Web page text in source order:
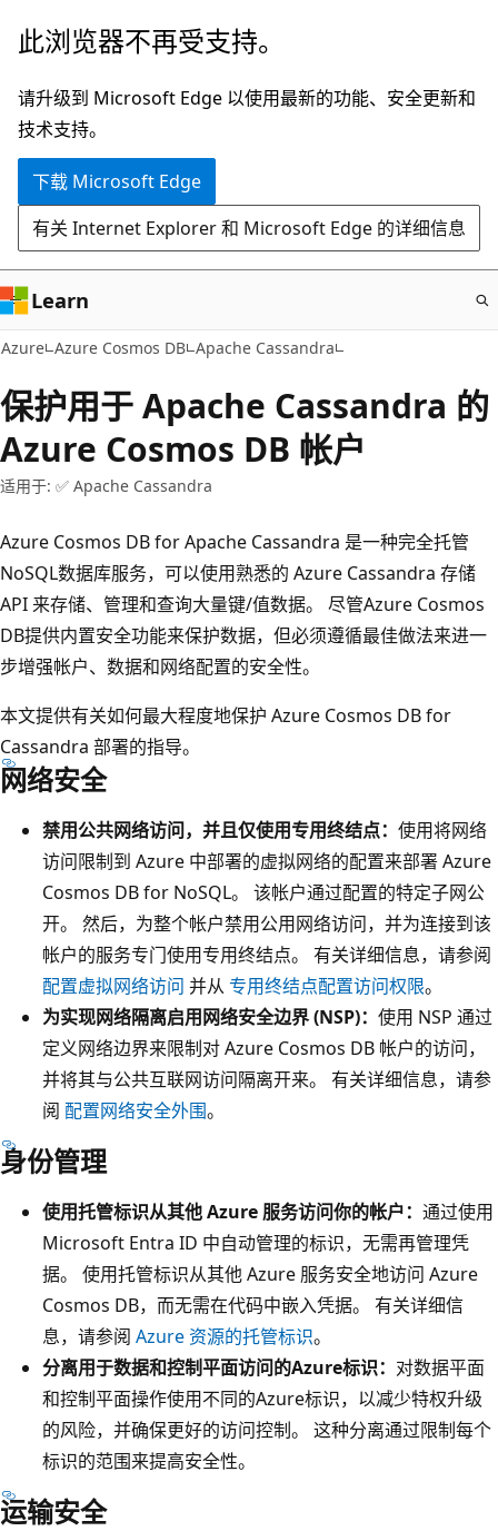
跳
主
要
内
此浏览器不再受支持。
请升级到 Microsoft Edge 以使用最新的功能、安全更新和
技术支持。
下载 Microsoft Edge
有关 Internet Explorer 和 Microsoft Edge 的详细信息
Learn
Azure Azure Cosmos DB Apache Cassandra
保护用于 Apache Cassandra 的
Azure Cosmos DB 帐户
适用于: ✅ Apache Cassandra
Azure Cosmos DB for Apache Cassandra 是一种完全托管
NoSQL数据库服务，可以使用熟悉的 Azure Cassandra 存储
API 来存储、管理和查询大量键/值数据。 尽管Azure Cosmos
DB提供内置安全功能来保护数据，但必须遵循最佳做法来进一
步增强帐户、数据和网络配置的安全性。
本文提供有关如何最大程度地保护 Azure Cosmos DB for
Cassandra 部署的指导。
网络安全
禁用公共网络访问，并且仅使用专用终结点： 使用将网络
访问限制到 Azure 中部署的虚拟网络的配置来部署 Azure
Cosmos DB for NoSQL。 该帐户通过配置的特定子网公
开。 然后，为整个帐户禁用公用网络访问，并为连接到该
帐户的服务专门使用专用终结点。 有关详细信息，请参阅
配置虚拟网络访问 并从 专用终结点配置访问权限。
为实现网络隔离启用网络安全边界 (NSP)： 使用 NSP 通过
定义网络边界来限制对 Azure Cosmos DB 帐户的访问，
并将其与公共互联网访问隔离开来。 有关详细信息，请参
阅 配置网络安全外围。
身份管理
使用托管标识从其他 Azure 服务访问你的帐户： 通过使用
Microsoft Entra ID 中自动管理的标识，无需再管理凭
据。 使用托管标识从其他 Azure 服务安全地访问 Azure
Cosmos DB，而无需在代码中嵌入凭据。 有关详细信
息，请参阅 Azure 资源的托管标识。
分离用于数据和控制平面访问的Azure标识： 对数据平面
和控制平面操作使用不同的Azure标识，以减少特权升级
的风险，并确保更好的访问控制。 这种分离通过限制每个
标识的范围来提高安全性。
运输安全